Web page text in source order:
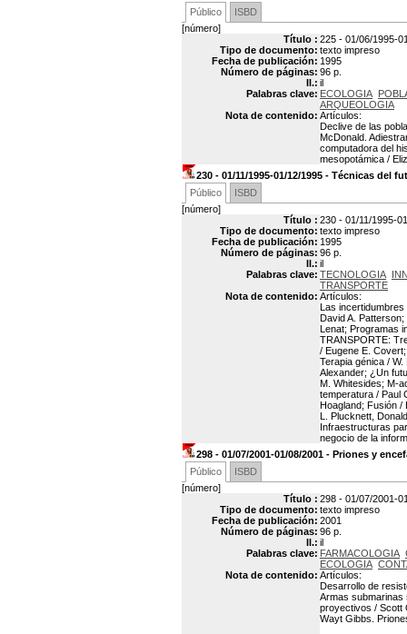
Público
ISBD
[número]
Título : 225 - 01/06/1995-
Tipo de documento: texto impreso
Fecha de publicación: 1995
Número de páginas: 96 p.
Il.: il
Palabras clave: ECOLOGIA
ARQUEOLOGIA
Nota de contenido: Artículos:
Declive de las
McDonald.
computadora del
mesopotámica /
230 - 01/11/1995-01/12/1995 - Técnicas del
Público
ISBD
[número]
Título : 230 - 01/11/1995-
Tipo de documento: texto impreso
Fecha de publicación: 1995
Número de páginas: 96 p.
Il.: il
Palabras clave: TECNOLOGIA
TRANSPORTE
Nota de contenido: Artículos:
Las incertidumbres
David A.
Lenat; Programas
TRANSPORTE:
/ Eugene E.
Terapia génica /
Alexander; ¿Un
M. Whitesides; M-
temperatura / Paul
Hoagland; Fusión /
L. Plucknett,
Infraestructuras
negocio de la
298 - 01/07/2001-01/08/2001 - Priones y
Público
ISBD
[número]
Título : 298 - 01/07/2001-
Tipo de documento: texto impreso
Fecha de publicación: 2001
Número de páginas: 96 p.
Il.: il
Palabras clave: FARMACOLOGIA
ECOLOGIA
Nota de contenido: Artículos:
Desarrollo de
Armas submarinas
proyectivos / Scott
Wayt Gibbs.